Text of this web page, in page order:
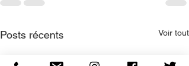
Posts récents Voir tout